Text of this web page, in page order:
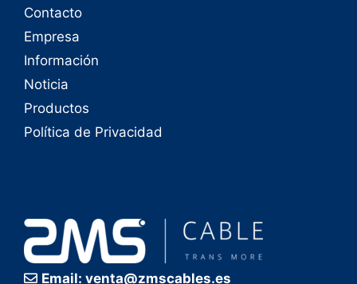
Contacto
Empresa
Información
Noticia
Productos
Política de Privacidad
Email: venta@zmscables.es